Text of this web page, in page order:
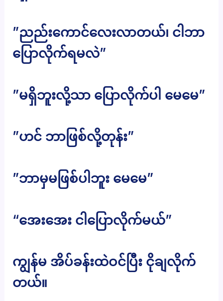
”ညည်းကောင်လေးလာတယ်၊ ငါဘာ
ပြောလိုက်ရမလဲ”
”မရှိဘူးလို့သာ ပြောလိုက်ပါ မေမေ”
”ဟင် ဘာဖြစ်လို့တုန်း”
”ဘာမှမဖြစ်ပါဘူး မေမေ”
“အေးအေး ငါပြောလိုက်မယ်”
ကျွန်မ အိပ်ခန်းထဲဝင်ပြီး ငိုချလိုက်
တယ်။